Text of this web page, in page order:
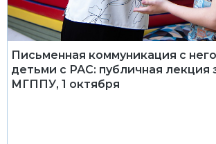
Письменная коммуникация с
детьми с РАС: публичная лекция
МГППУ, 1 октября